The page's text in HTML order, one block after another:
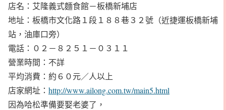
店名：艾隆義式麵食館－板橋新埔店
地址：板橋市文化路１段１８８巷３２號（近捷運板橋新埔
站，油庫口旁）
電話：０２－８２５１－０３１１
營業時間：不詳
平均消費：約６０元／人以上
店家網址： http://www.ailong.com.tw/main5.html
因為哈松準備要娶老婆了，